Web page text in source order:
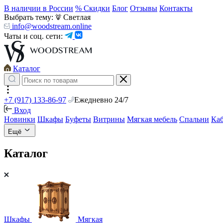
В наличии в России % Скидки Блог Отзывы Контакты
Выбрать тему:
Светлая
info@woodstream.online
Чаты и соц. сети:
Каталог
+7 (917) 133-86-97
Ежедневно 24/7
Вход
Новинки Шкафы Буфеты Витрины Мягкая мебель Спальни
Ещё
Каталог
Шкафы Мягкая